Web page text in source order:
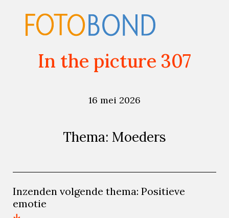
In the picture 307
16 mei 2026
Thema: Moeders
Inzenden volgende thema: Positieve
emotie